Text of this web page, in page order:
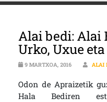
Alai bedi: Alai
Urko, Uxue
9 MARTXOA, 2016 ALAI
Odon de Apraizetik
Hala Bediren